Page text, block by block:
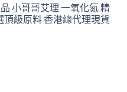
小哥哥艾理 一氧化氮 精
頂級原料 香港總代理現貨